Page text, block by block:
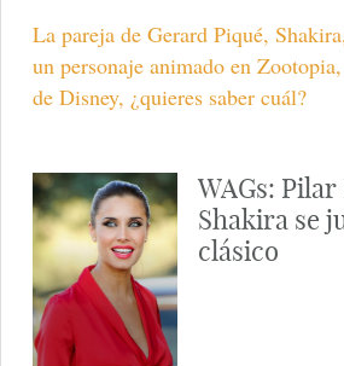
La pareja de Gerard Piqué,
un personaje animado en
de Disney, ¿quieres saber cuál?
WAGs: Pilar
Shakira se
clásico